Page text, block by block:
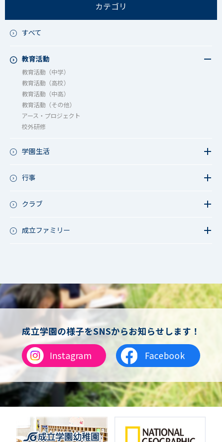
カテゴリ
すべて
教育活動
教育活動（中学）
教育活動（高校）
教育活動（中高）
教育活動（その他）
アース・プロジェクト
校外研修
学園生活
今日の1枚～ｸﾗｽ&ｸﾗﾌﾞ編～
行事
成立祭（文化祭）
クラブ
軟式野球
女子バスケットボール
男女バスケットボール（中学）
男子バドミントン
女子バドミントン
チアリーディング
総合格闘技
合気道
女子テニス
男子バレーボール
体操
ダンス
英会話
音楽（コーラス）
地域ボランティア
成立ファミリー
成立学園の様子をSNSからお知らせします！
Instagram
Facebook